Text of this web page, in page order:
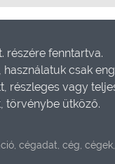
részére fenntartva.
csak
részleges vagy
törvénybe ütköző.
cégadat, cég,